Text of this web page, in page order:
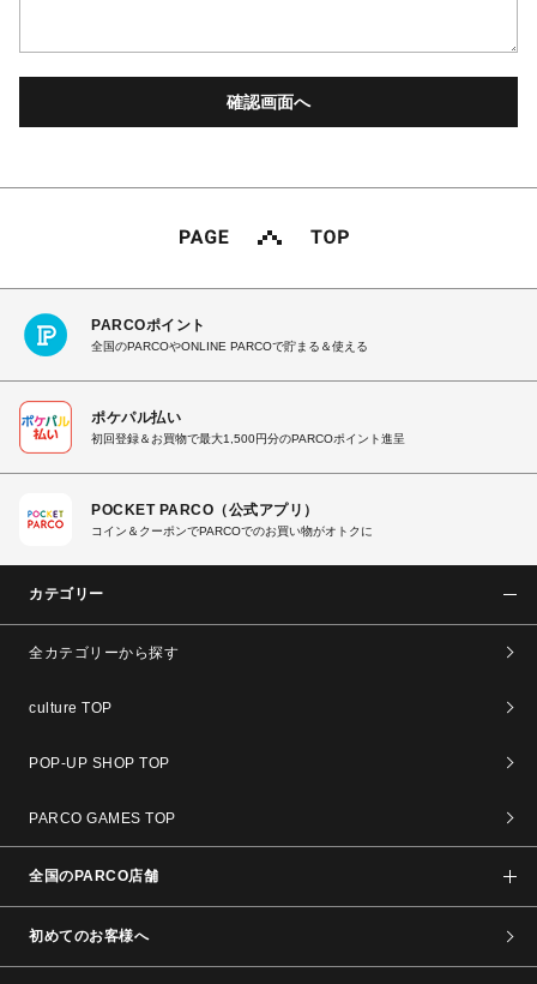
PARCOポイント
全国のPARCOやONLINE PARCOで貯まる＆使える
ポケパル払い
初回登録＆お買物で最大1,500円分のPARCOポイント進呈
POCKET PARCO（公式アプリ）
コイン＆クーポンでPARCOでのお買い物がオトクに
カテゴリー
全カテゴリーから探す
culture TOP
POP-UP SHOP TOP
PARCO GAMES TOP
全国のPARCO店舗
初めてのお客様へ